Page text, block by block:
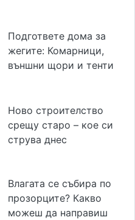
Подгответе дома за
жегите: Комарници,
външни щори и тенти
Ново строителство
срещу старо – кое си
струва днес
Влагата се събира по
прозорците? Какво
можеш да направиш